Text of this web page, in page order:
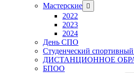
Мастерские Show
sub
2022
2023
2024
День СПО
Студенческий
ДИСТАНЦИОННОЕ
БПОО